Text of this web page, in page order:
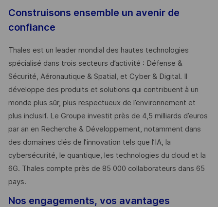
Construisons ensemble un avenir de
confiance
Thales est un leader mondial des hautes technologies
spécialisé dans trois secteurs d’activité : Défense &
Sécurité, Aéronautique & Spatial, et Cyber & Digital. Il
développe des produits et solutions qui contribuent à un
monde plus sûr, plus respectueux de l’environnement et
plus inclusif. Le Groupe investit près de 4,5 milliards d’euros
par an en Recherche & Développement, notamment dans
des domaines clés de l’innovation tels que l’IA, la
cybersécurité, le quantique, les technologies du cloud et la
6G. Thales compte près de 85 000 collaborateurs dans 65
pays. ​
Nos engagements, vos avantages